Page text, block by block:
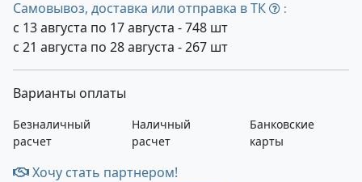
Самовывоз, доставка или отправка в ТК
:
с 13 августа по 17 августа - 748 шт
с 21 августа по 28 августа - 267 шт
Варианты оплаты
Безналичный
расчет
Наличный
расчет
Банковские
карты
Хочу стать партнером!